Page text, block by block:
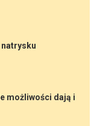
natrysku
możliwości dają i